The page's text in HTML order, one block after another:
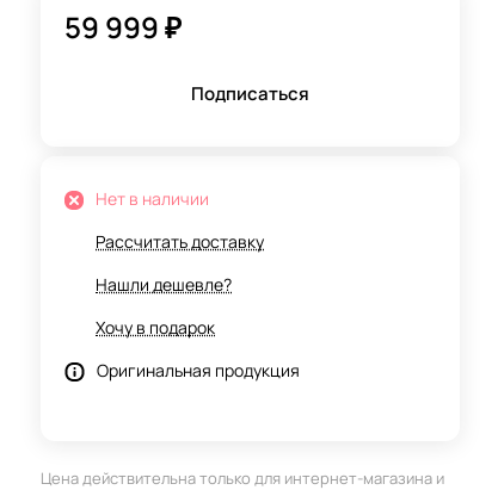
59 999 ₽
Подписаться
Нет в наличии
Рассчитать доставку
Нашли дешевле?
Хочу в подарок
Оригинальная продукция
Цена действительна только для интернет-магазина и